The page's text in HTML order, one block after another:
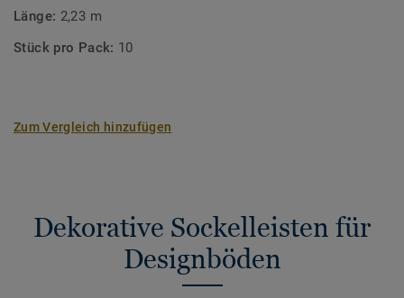
Länge: 2,23 m
Stück pro Pack: 10
Zum Vergleich hinzufügen
Dekorative Sockelleisten für
Designböden